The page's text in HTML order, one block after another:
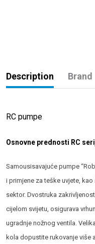
Description Brand
RC pumpe
Osnovne prednosti RC
Samousisavajuće pumpe
i primjene za teške uvjete,
sektor. Dvostruka
cijelom svijetu, osigurava
ugradnje nožnog ventila.
kola dopustite rukovanje više